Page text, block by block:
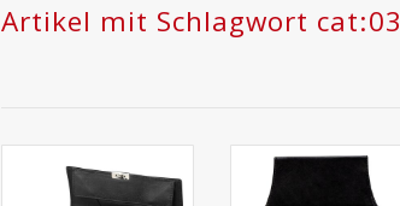
Artikel mit Schlagwort